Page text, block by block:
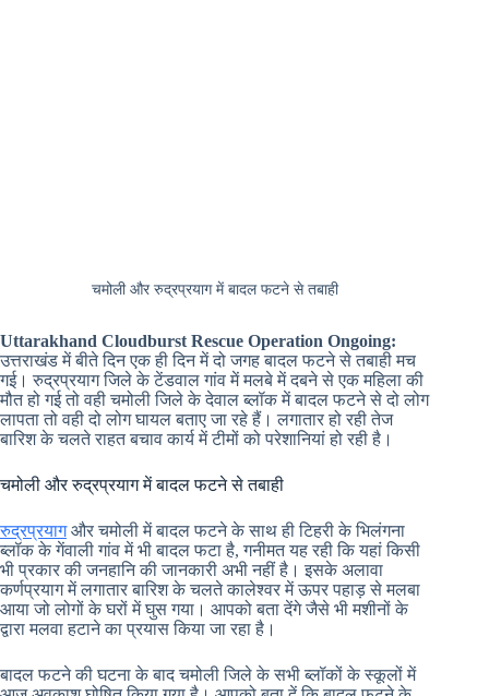
चमोली और रुद्रप्रयाग में बादल फटने से तबाही
Uttarakhand Cloudburst Rescue Operation Ongoing:
उत्तराखंड में बीते दिन एक ही दिन में दो जगह बादल फटने से तबाही मच
गई। रुद्रप्रयाग जिले के टेंडवाल गांव में मलबे में दबने से एक महिला की
मौत हो गई तो वही चमोली जिले के देवाल ब्लॉक में बादल फटने से दो लोग
लापता तो वही दो लोग घायल बताए जा रहे हैं। लगातार हो रही तेज
बारिश के चलते राहत बचाव कार्य में टीमों को परेशानियां हो रही है।
चमोली और रुद्रप्रयाग में बादल फटने से तबाही
रुद्रप्रयागऔर चमोली में बादल फटने के साथ ही टिहरी के भिलंगना
ब्लॉक के गेंवाली गांव में भी बादल फटा है, गनीमत यह रही कि यहां किसी
भी प्रकार की जनहानि की जानकारी अभी नहीं है। इसके अलावा
कर्णप्रयाग में लगातार बारिश के चलते कालेश्वर में ऊपर पहाड़ से मलबा
आया जो लोगों के घरों में घुस गया। आपको बता देंगे जैसे भी मशीनों के
द्वारा मलवा हटाने का प्रयास किया जा रहा है।
बादल फटने की घटना के बाद चमोली जिले के सभी ब्लॉकों के स्कूलों में